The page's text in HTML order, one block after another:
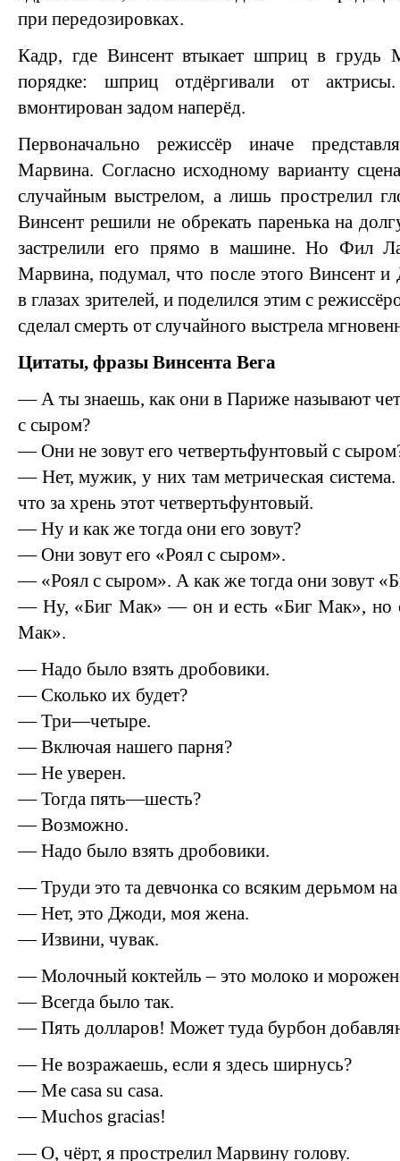
при передозировках.
Кадр, где Винсент втыкает шприц в грудь
порядке: шприц отдёргивали от
вмонтирован задом наперёд.
Первоначально режиссёр иначе
Марвина. Согласно исходному варианту
случайным выстрелом, а лишь прострелил
Винсент решили не обрекать паренька на
застрелили его прямо в машине. Но Фил
Марвина, подумал, что после этого Винсент
в глазах зрителей, и поделился этим с
сделал смерть от случайного выстрела
Цитаты, фразы Винсента Вега
— А ты знаешь, как они в Париже называют
с сыром?
— Они не зовут его четвертьфунтовый с
— Нет, мужик, у них там метрическая
что за хрень этот четвертьфунтовый.
— Ну и как же тогда они его зовут?
— Они зовут его «Роял с сыром».
— «Роял с сыром». А как же тогда они зовут
— Ну, «Биг Мак» — он и есть «Биг Мак», но
Мак».
— Надо было взять дробовики.
— Сколько их будет?
— Три—четыре.
— Включая нашего парня?
— Не уверен.
— Тогда пять—шесть?
— Возможно.
— Надо было взять дробовики.
— Труди это та девчонка со всяким дерьмом на
— Нет, это Джоди, моя жена.
— Извини, чувак.
— Молочный коктейль – это молоко и
— Всегда было так.
— Пять долларов! Может туда бурбон
— Не возражаешь, если я здесь ширнусь?
— Me casa su casa.
— Muchos gracias!
— О, чёрт, я прострелил Марвину голову.